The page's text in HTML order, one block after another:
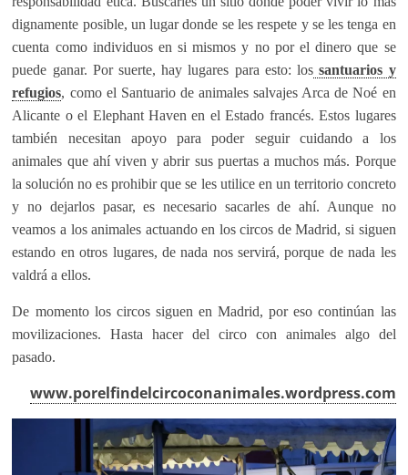
dignamente posible, un lugar donde se les respete y se les tenga en
cuenta como individuos en si mismos y no por el dinero que se
puede ganar. Por suerte, hay lugares para esto: los santuarios y
refugios, como el Santuario de animales salvajes Arca de Noé en
Alicante o el Elephant Haven en el Estado francés. Estos lugares
también necesitan apoyo para poder seguir cuidando a los
animales que ahí viven y abrir sus puertas a muchos más. Porque
la solución no es prohibir que se les utilice en un territorio concreto
y no dejarlos pasar, es necesario sacarles de ahí. Aunque no
veamos a los animales actuando en los circos de Madrid, si siguen
estando en otros lugares, de nada nos servirá, porque de nada les
valdrá a ellos.
De momento los circos siguen en Madrid, por eso continúan las
movilizaciones. Hasta hacer del circo con animales algo del
pasado.
www.porelfindelcircoconanimales.wordpress.com